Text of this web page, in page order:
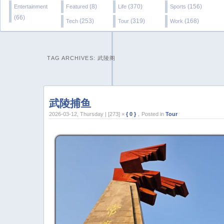
Entertainment
(66)
Featured (8) Life (370) Sports (156)
Tech (253) Tour (319) Work (168)
TAG ARCHIVES: 武陵阁
武陵捕鱼
2026-03-12, Thursday | [273] ×{ 0 } ，Posted inTour